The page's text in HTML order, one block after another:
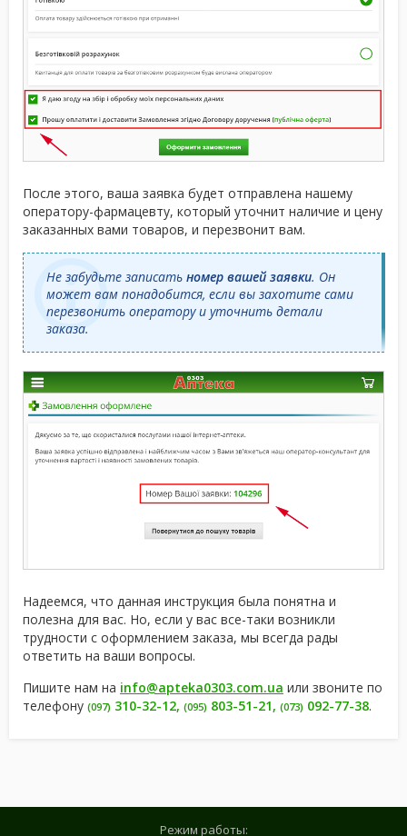
После этого, ваша заявка будет отправлена нашему
оператору-фармацевту, который уточнит наличие и цену
заказанных вами товаров, и перезвонит вам.
Не забудьте записать номер вашей заявки. Он
может вам понадобится, если вы захотите сами
перезвонить оператору и уточнить детали
заказа.
Надеемся, что данная инструкция была понятна и
полезна для вас. Но, если у вас все-таки возникли
трудности c оформлением заказа, мы всегда рады
ответить на ваши вопросы.
Пишите нам на info@apteka0303.com.ua или звоните по
телефону (097) 310-32-12, (095) 803-51-21, (073) 092-77-38.
Режим работы: